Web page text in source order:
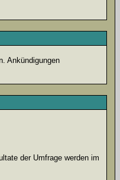
Ankündigungen
der Umfrage werden im